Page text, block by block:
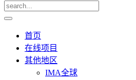
首页
在线项目
其他地区
IMA全球